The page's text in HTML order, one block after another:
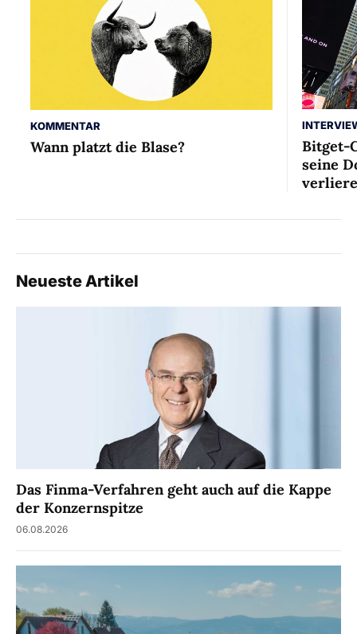
KOMMENTAR
Wann platzt die Blase?
Bitget-
seine
Neueste Artikel
Das Finma-Verfahren geht auch auf die Kappe
der Konzernspitze
06.08.2026